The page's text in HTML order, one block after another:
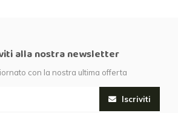
alla nostra newsletter
con la nostra ultima offerta
Iscriviti